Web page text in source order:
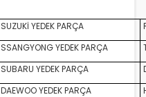
SUZUKİ YEDEK PARÇA
SSANGYONG YEDEK PARÇA
SUBARU YEDEK PARÇA
DAEWOO YEDEK PARÇA